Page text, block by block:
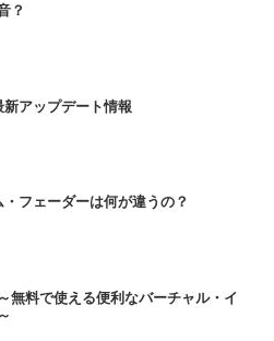
？
アップデート情報
フェーダーは何が違うの？
無料で使える便利なバーチャル・イ